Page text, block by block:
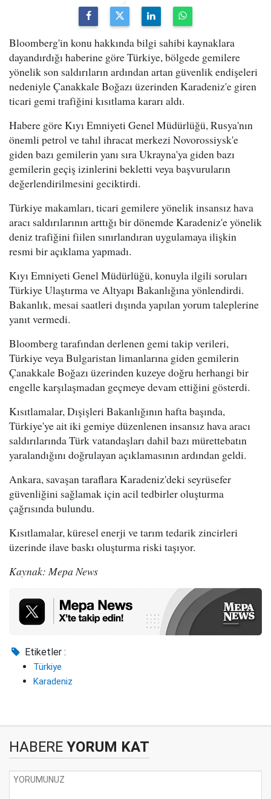
Bloomberg'in konu hakkında bilgi sahibi kaynaklara
dayandırdığı haberine göre Türkiye, bölgede gemilere
yönelik son saldırıların ardından artan güvenlik endişeleri
nedeniyle Çanakkale Boğazı üzerinden Karadeniz'e giren
ticari gemi trafiğini kısıtlama kararı aldı.
Habere göre Kıyı Emniyeti Genel Müdürlüğü, Rusya'nın
önemli petrol ve tahıl ihracat merkezi Novorossiysk'e
giden bazı gemilerin yanı sıra Ukrayna'ya giden bazı
gemilerin geçiş izinlerini bekletti veya başvuruların
değerlendirilmesini geciktirdi.
Türkiye makamları, ticari gemilere yönelik insansız hava
aracı saldırılarının arttığı bir dönemde Karadeniz'e yönelik
deniz trafiğini fiilen sınırlandıran uygulamaya ilişkin
resmi bir açıklama yapmadı.
Kıyı Emniyeti Genel Müdürlüğü, konuyla ilgili soruları
Türkiye Ulaştırma ve Altyapı Bakanlığına yönlendirdi.
Bakanlık, mesai saatleri dışında yapılan yorum taleplerine
yanıt vermedi.
Bloomberg tarafından derlenen gemi takip verileri,
Türkiye veya Bulgaristan limanlarına giden gemilerin
Çanakkale Boğazı üzerinden kuzeye doğru herhangi bir
engelle karşılaşmadan geçmeye devam ettiğini gösterdi.
Kısıtlamalar, Dışişleri Bakanlığının hafta başında,
Türkiye'ye ait iki gemiye düzenlenen insansız hava aracı
saldırılarında Türk vatandaşları dahil bazı mürettebatın
yaralandığını doğrulayan açıklamasının ardından geldi.
Ankara, savaşan taraflara Karadeniz'deki seyrüsefer
güvenliğini sağlamak için acil tedbirler oluşturma
çağrısında bulundu.
Kısıtlamalar, küresel enerji ve tarım tedarik zincirleri
üzerinde ilave baskı oluşturma riski taşıyor.
Kaynak: Mepa News
Etiketler :
Türkiye
Karadeniz
HABERE YORUM KAT